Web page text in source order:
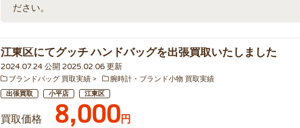
ださい。
江東区にてグッチ ハンドバッグを出張買取いたしました
2024.07.24 公開 2025.02.06 更新
ブランドバッグ 買取実績 腕時計・ブランド小物 買取実績
出張買取 小平店 江東区
買取価格 8,000円